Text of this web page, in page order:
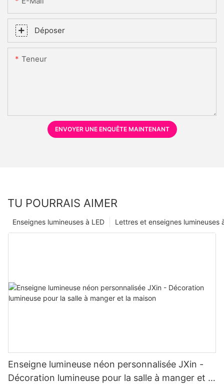
Déposer
Teneur
ENVOYER UNE ENQUÊTE MAINTENANT
TU POURRAIS AIMER
Lettres et enseignes lumineuses
Enseignes lumineuses à LED
Enseigne lumineuse néon personnalisée JXin -
Décoration lumineuse pour la salle à manger et la